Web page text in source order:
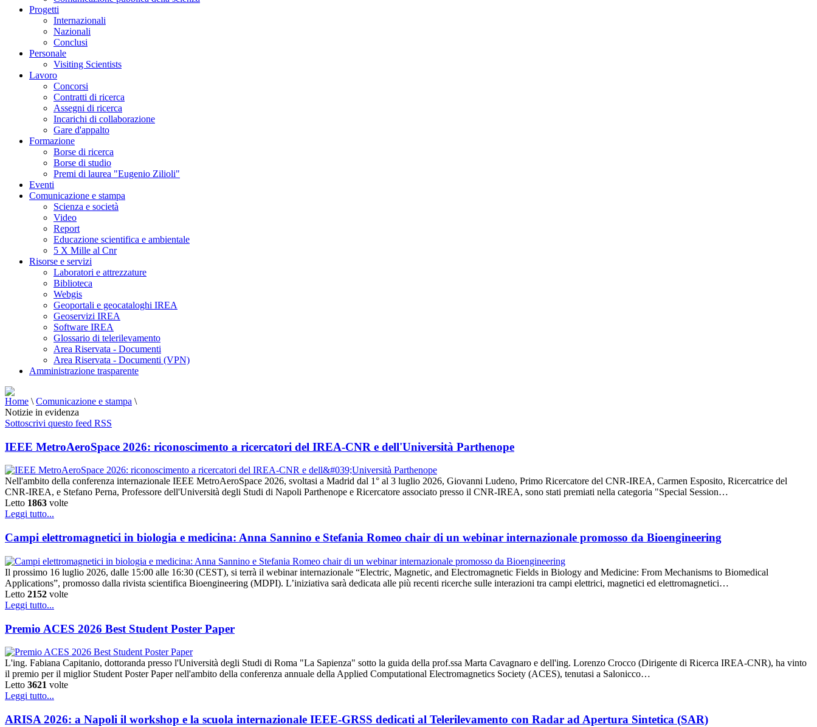
Progetti
Internazionali
Nazionali
Conclusi
Personale
Visiting Scientists
Lavoro
Concorsi
Contratti di ricerca
Assegni di ricerca
Incarichi di collaborazione
Gare d'appalto
Formazione
Borse di ricerca
Borse di studio
Premi di laurea "Eugenio Zilioli"
Eventi
Comunicazione e stampa
Scienza e società
Video
Report
Educazione scientifica e ambientale
5 X Mille al Cnr
Risorse e servizi
Laboratori e attrezzature
Biblioteca
Webgis
Geoportali e geocataloghi IREA
Geoservizi IREA
Software IREA
Glossario di telerilevamento
Area Riservata - Documenti
Area Riservata - Documenti (VPN)
Amministrazione trasparente
Home \ Comunicazione e stampa \
Notizie in evidenza
Sottoscrivi questo feed RSS
IEEE MetroAeroSpace 2026: riconoscimento a ricercatori del IREA-CNR e dell'Università Parthenope
Nell'ambito della conferenza internazionale IEEE MetroAeroSpace 2026, svoltasi a Madrid dal 1° al 3 luglio 2026, Giovanni Ludeno, Primo Ricercatore del CNR-IREA, Carmen Esposito, Ricercatrice del
CNR-IREA, e Stefano Perna, Professore dell'Università degli Studi di Napoli Parthenope e Ricercatore associato presso il CNR-IREA, sono stati premiati nella categoria "Special Session…
Letto 1863 volte
Leggi tutto...
Campi elettromagnetici in biologia e medicina: Anna Sannino e Stefania Romeo chair di un webinar internazionale promosso da Bioengineering
Il prossimo 16 luglio 2026, dalle 15:00 alle 16:30 (CEST), si terrà il webinar internazionale “Electric, Magnetic, and Electromagnetic Fields in Biology and Medicine: From Mechanisms to Biomedical
Applications”, promosso dalla rivista scientifica Bioengineering (MDPI). L’iniziativa sarà dedicata alle più recenti ricerche sulle interazioni tra campi elettrici, magnetici ed elettromagnetici…
Letto 2152 volte
Leggi tutto...
Premio ACES 2026 Best Student Poster Paper
L'ing. Fabiana Capitanio, dottoranda presso l'Università degli Studi di Roma "La Sapienza" sotto la guida della prof.ssa Marta Cavagnaro e dell'ing. Lorenzo Crocco (Dirigente di Ricerca IREA-CNR), ha vinto
il premio per il miglior Student Poster Paper nell'ambito della conferenza annuale della Applied Computational Electromagnetics Society (ACES), tenutasi a Salonicco…
Letto 3621 volte
Leggi tutto...
ARISA 2026: a Napoli il workshop e la scuola internazionale IEEE-GRSS dedicati al Telerilevamento con Radar ad Apertura Sintetica (SAR)